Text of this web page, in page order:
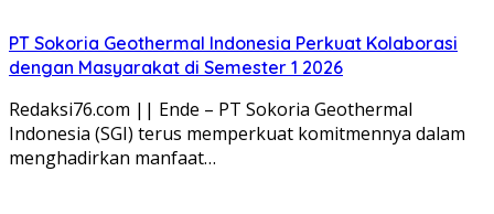
PT Sokoria Geothermal Indonesia Perkuat Kolaborasi
dengan Masyarakat di Semester 1 2026
Redaksi76.com || Ende – PT Sokoria Geothermal
Indonesia (SGI) terus memperkuat komitmennya dalam
menghadirkan manfaat…